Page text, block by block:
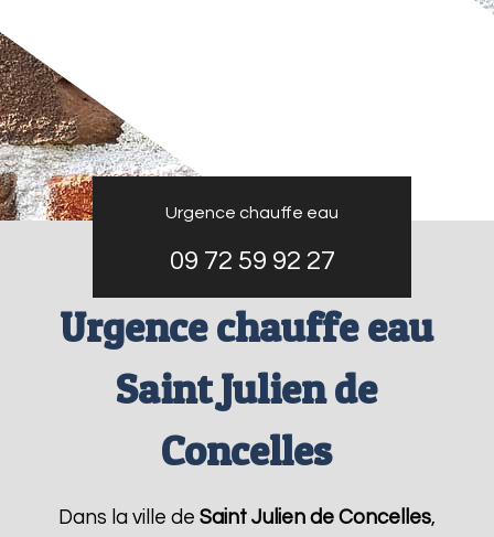
Urgence chauffe eau
09 72 59 92 27
Urgence chauffe eau
Saint Julien de
Concelles
Dans la ville de Saint Julien de Concelles,